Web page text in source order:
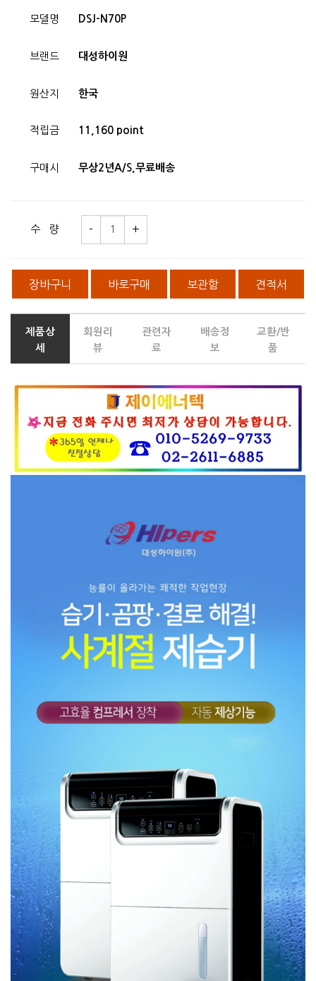
모델명 DSJ-N70P
브랜드 대성하이원
원산지 한국
적립금 11,160 point
구매시 무상2년A/S,무료배송
수 량
장바구니 바로구매 보관함 견적서
제품상
세
회원리
뷰
관련자
료
배송정
보
교환/반
품